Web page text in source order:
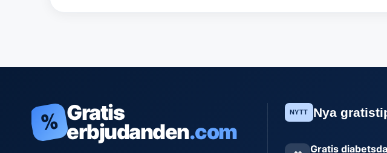
% Gratis
erbjudanden.com
NYTT Nya
Gratis